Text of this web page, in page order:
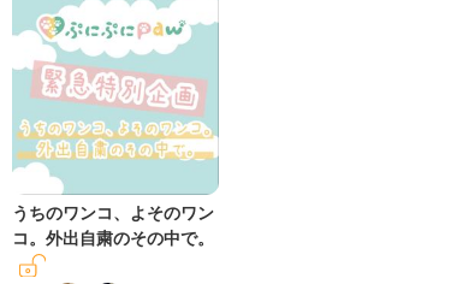
うちのワンコ、よそのワン
コ。外出自粛のその中で。